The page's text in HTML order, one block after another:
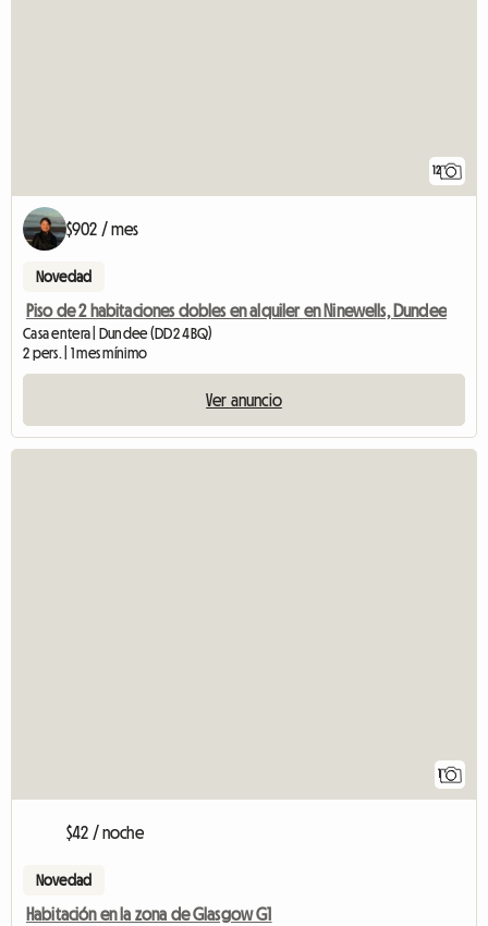
12
$902 / mes
Novedad
Piso de 2 habitaciones dobles en alquiler en Ninewells, Dundee
Casa entera | Dundee (DD2 4BQ)
2 pers. | 1 mes mínimo
Ver anuncio
1
$42 / noche
Novedad
Habitación en la zona de Glasgow G1